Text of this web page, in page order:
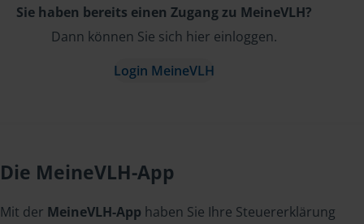
Sie haben bereits einen Zugang zu MeineVLH?
Dann können Sie sich hier einloggen.
Login MeineVLH
Die MeineVLH-App
Mit der MeineVLH-App haben Sie Ihre Steuererklärung